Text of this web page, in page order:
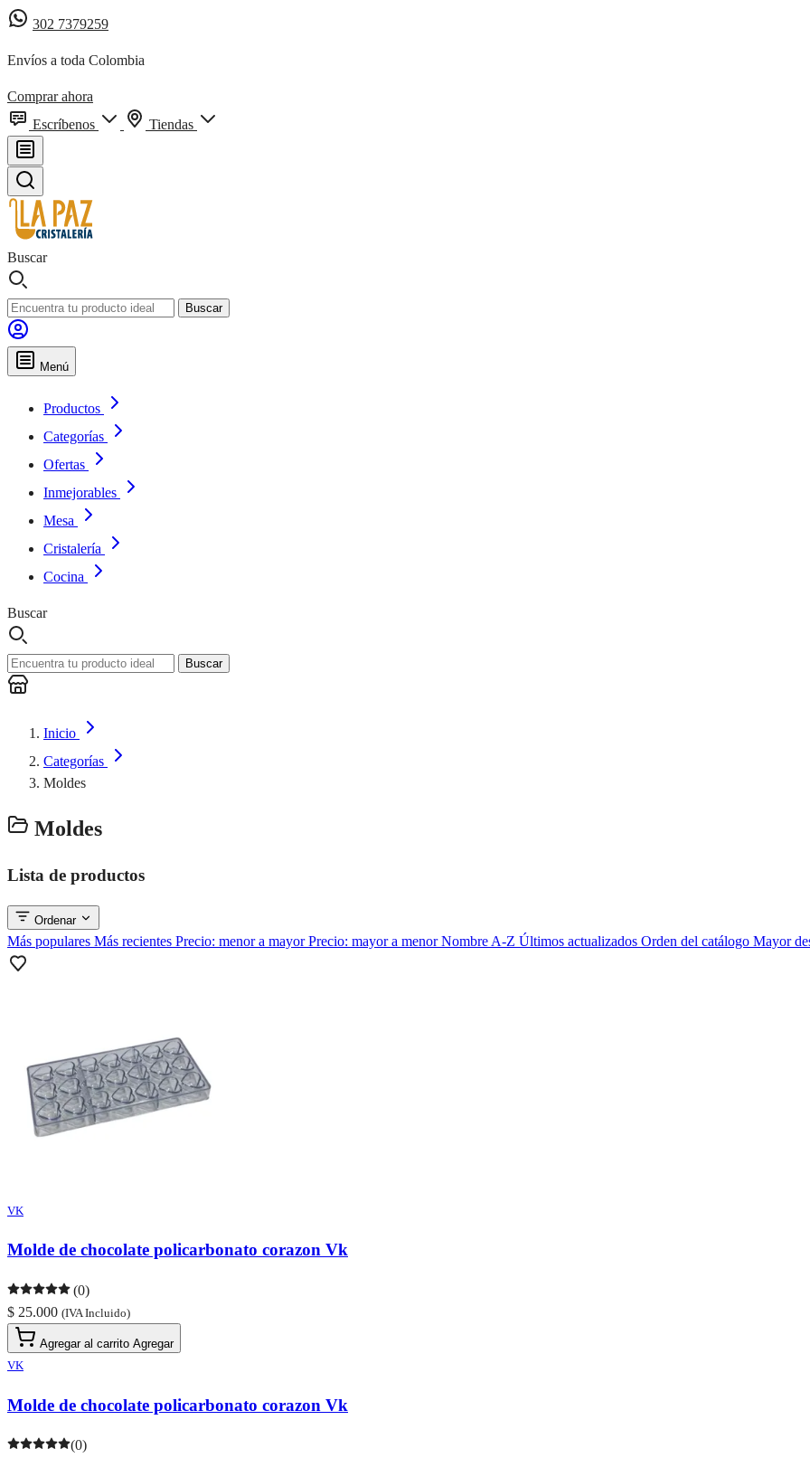
302 7379259
Envíos a toda Colombia
Comprar ahora
Escríbenos
Tiendas
Buscar
Buscar
Menú
Productos
Categorías
Ofertas
Inmejorables
Mesa
Cristalería
Cocina
Buscar
Buscar
Inicio
Categorías
Moldes
Moldes
Lista de productos
Ordenar
Más populares Más recientes Precio: menor a mayorPrecio: mayor a menorNombre A-Z Últimos actualizados Orden del catálogo Mayor
VK
Molde de chocolate policarbonato corazon Vk
(0)
$ 25.000 (IVA Incluido)
Agregar al carrito Agregar
VK
Molde de chocolate policarbonato corazon Vk
(0)